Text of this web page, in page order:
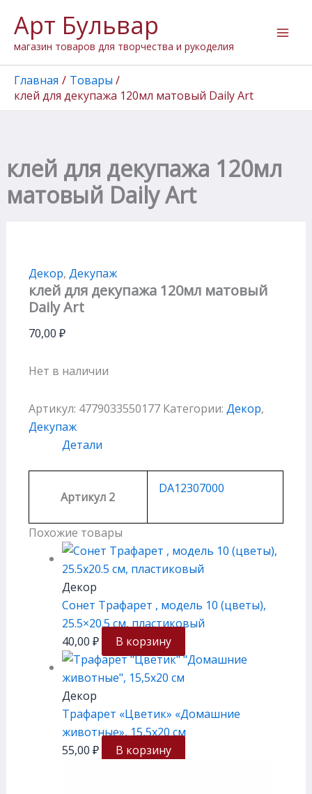
содержимому
Арт Бульвар
магазин товаров для творчества и рукоделия
Главная
Товары
клей для декупажа 120мл матовый Daily Art
клей для декупажа 120мл
матовый Daily Art
Декор, Декупаж
клей для декупажа 120мл матовый
Daily Art
70,00 ₽
Нет в наличии
Артикул: 4779033550177 Категории: Декор,
Декупаж
Детали
Артикул 2
DA12307000
Похожие товары
Декор
Сонет Трафарет , модель 10 (цветы),
25.5×20.5 см, плаcтиковый
40,00 ₽ В корзину
Декор
Трафарет «Цветик» «Домашние
животные», 15,5х20 см
55,00 ₽ В корзину